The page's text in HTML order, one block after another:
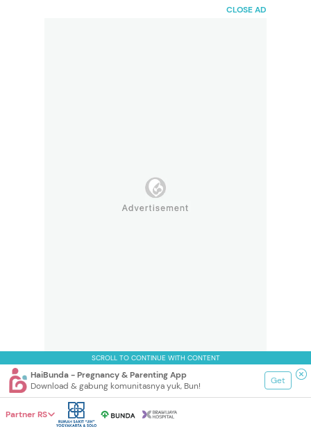
CLOSE AD
SCROLL TO CONTINUE WITH CONTENT
HaiBunda - Pregnancy & Parenting App
Download & gabung komunitasnya yuk, Bun!
Get
Partner RS